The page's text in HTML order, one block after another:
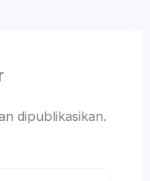
dipublikasikan.